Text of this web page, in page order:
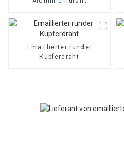
Emaillierter runder
Kupferdraht